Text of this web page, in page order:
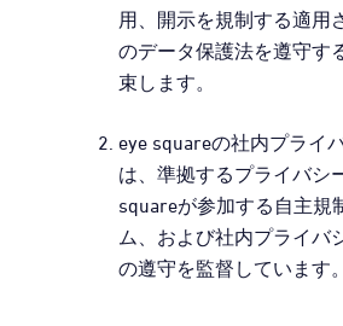
用、開示を規制する適用
のデータ保護法を遵守す
束します。
eye squareの社内プライ
は、準拠するプライバシ
squareが参加する自主規
ム、および社内プライバ
の遵守を監督しています。